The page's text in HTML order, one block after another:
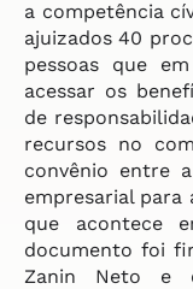
a competência
ajuizados 40
pessoas que
acessar os
de
recursos no
convênio entre
empresarial para
que acontece
documento foi
Zanin Neto e